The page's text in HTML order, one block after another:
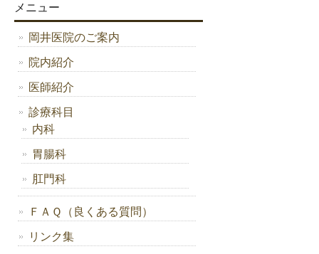
メニュー
岡井医院のご案内
院内紹介
医師紹介
診療科目
内科
胃腸科
肛門科
ＦＡＱ（良くある質問）
リンク集